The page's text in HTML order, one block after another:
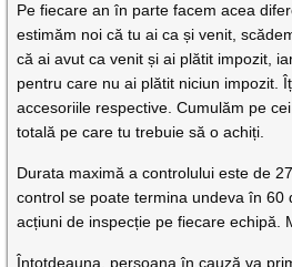
Pe fiecare an în parte facem acea
estimăm noi că tu ai ca și venit,
că ai avut ca venit și ai plătit impozit,
pentru care nu ai plătit niciun impozit.
accesoriile respective. Cumulăm pe
totală pe care tu trebuie să o achiți.
Durata maximă a controlului este de
control se poate termina undeva în 60
acțiuni de inspecție pe fiecare echipă.
Întotdeauna, persoana în cauză va